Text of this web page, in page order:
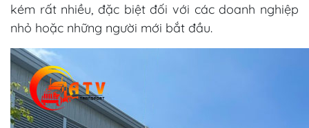
kém rất nhiều, đặc biệt đối với các doanh nghiệp
nhỏ hoặc những người mới bắt đầu.